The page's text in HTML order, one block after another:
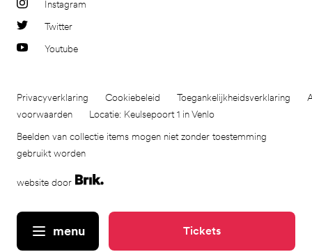
menu Tickets
Instagram
Twitter
Youtube
Privacyverklaring Cookiebeleid Toegankelijkheidsverklaring
voorwaarden
Locatie: Keulsepoort 1 in Venlo
Beelden van collectie items mogen niet zonder toestemming
gebruikt worden
website door